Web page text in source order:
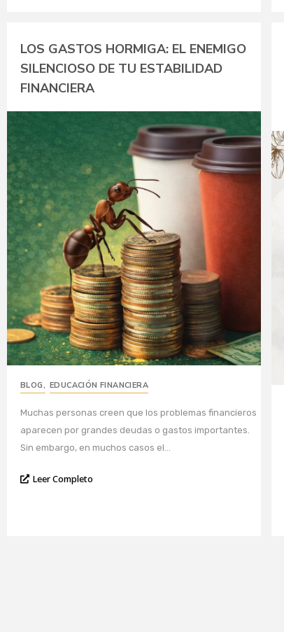
LOS GASTOS HORMIGA: EL ENEMIGO
SILENCIOSO DE TU ESTABILIDAD
FINANCIERA
BLOG, EDUCACIÓN FINANCIERA
Muchas personas creen que los problemas financieros
aparecen por grandes deudas o gastos importantes.
Sin embargo, en muchos casos el...
Leer Completo